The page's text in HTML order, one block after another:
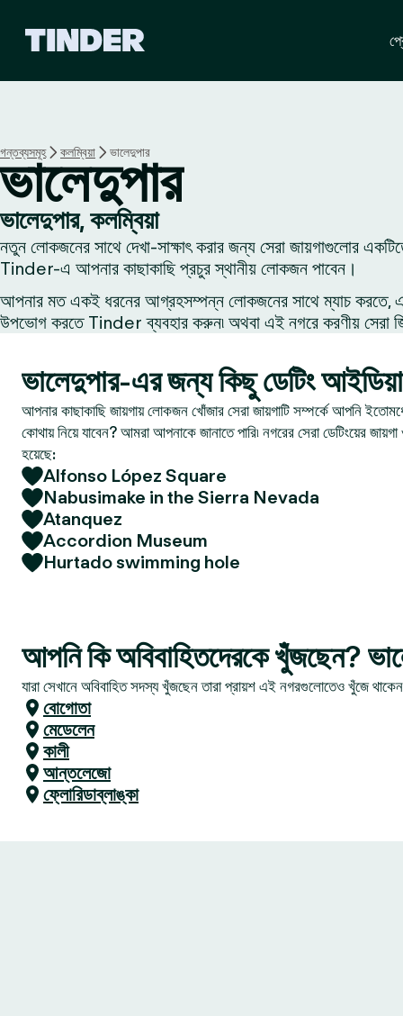
হো
ম
গন্তব্যসমূহ কলম্বিয়া ভালেদুপার
ভালেদুপার
ভালেদুপার, কলম্বিয়া
নতুন লোকজনের সাথে দেখা-সাক্ষাৎ করার জন্য সেরা জায়গাগুলোর
Tinder-এ আপনার কাছাকাছি প্রচুর স্থানীয় লোকজন পাবেন।
আপনার মত একই ধরনের আগ্রহসম্পন্ন লোকজনের সাথে ম্যাচ করতে,
উপভোগ করতে Tinder ব্যবহার করুন৷ অথবা এই নগরে করণীয় সেরা
ভালেদুপার-এর জন্য কিছু ডেটিং
আপনার কাছাকাছি জায়গায় লোকজন খোঁজার সেরা জায়গাটি সম্পর্কে আপনি
কোথায় নিয়ে যাবেন? আমরা আপনাকে জানাতে পারি৷ নগরের সেরা ডেটিংয়ের
হয়েছে:
Alfonso López Square
Nabusimake in the Sierra Nevada
Atanquez
Accordion Museum
Hurtado swimming hole
আপনি কি অবিবাহিতদেরকে খুঁজছেন?
যারা সেখানে অবিবাহিত সদস্য খুঁজছেন তারা প্রায়শ এই নগরগুলোতেও খুঁজে
বোগোতা
মেডেলেন
কালী
আন্তলেজো
ফ্লোরিডাব্লাঙ্কা